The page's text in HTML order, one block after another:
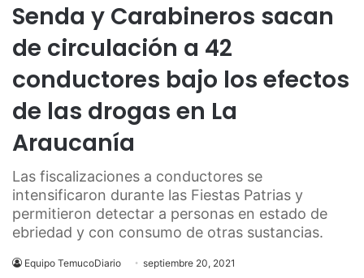
Senda y Carabineros sacan
de circulación a 42
conductores bajo los efectos
de las drogas en La
Araucanía
Las fiscalizaciones a conductores se
intensificaron durante las Fiestas Patrias y
permitieron detectar a personas en estado de
ebriedad y con consumo de otras sustancias.
Equipo TemucoDiario septiembre 20, 2021